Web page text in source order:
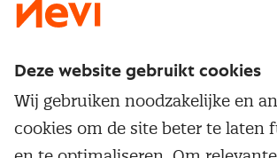
Service & contact
Over inkoop
Populaire thema's
Deze website gebruikt cookies
Wij gebruiken noodzakelijke en
cookies om de site beter te laten